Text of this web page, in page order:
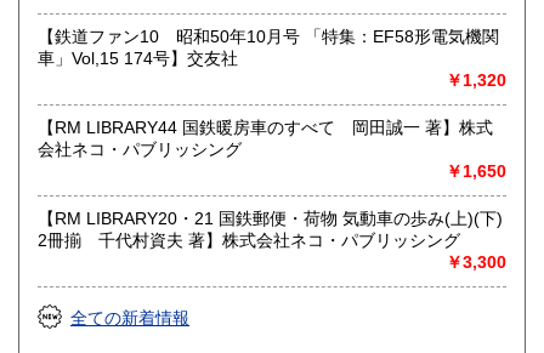
【鉄道ファン10 昭和50年10月号 「特集：EF58形電気機関
車」Vol,15 174号】交友社
￥1,320
【RM LIBRARY44 国鉄暖房車のすべて 岡田誠一 著】株式
会社ネコ・パブリッシング
￥1,650
【RM LIBRARY20・21 国鉄郵便・荷物 気動車の歩み(上)(下)
2冊揃 千代村資夫 著】株式会社ネコ・パブリッシング
￥3,300
全ての新着情報